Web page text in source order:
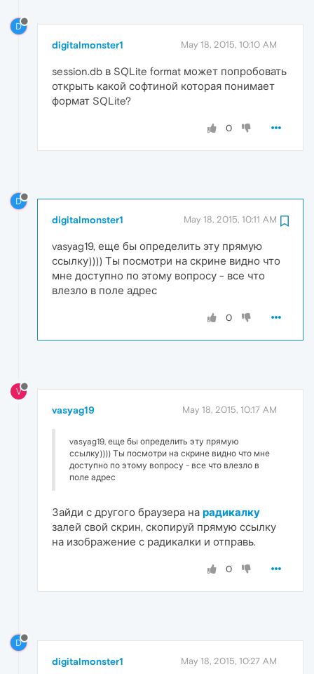
D
digitalmonster1 May 18, 2015, 10:10 AM
session.db в SQLite format может попробовать
открыть какой софтиной которая понимает
формат SQLite?
0
D
digitalmonster1 May 18, 2015, 10:11 AM
vasyag19, еще бы определить эту прямую
ссылку)))) Ты посмотри на скрине видно что
мне доступно по этому вопросу - все что
влезло в поле адрес
0
V
vasyag19 May 18, 2015, 10:17 AM
vasyag19, еще бы определить эту прямую
ссылку)))) Ты посмотри на скрине видно что мне
доступно по этому вопросу - все что влезло в
поле адрес
Зайди с другого браузера на радикалку
залей свой скрин, скопируй прямую ссылку
на изображение с радикалки и отправь.
0
D
digitalmonster1 May 18, 2015, 10:27 AM